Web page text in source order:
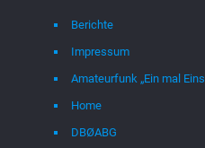
Berichte
Impressum
Amateurfunk „Ein mal
Home
DBØABG